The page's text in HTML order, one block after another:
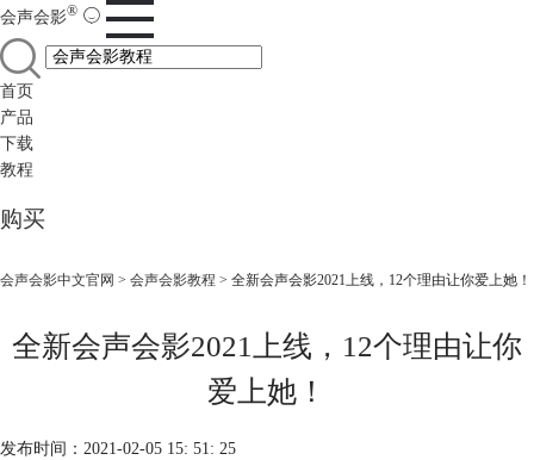
会声会影®
首页
产品
下载
教程
购买
会声会影中文官网 > 会声会影教程 > 全新会声会影2021上线，12个理由让你爱上她！
全新会声会影2021上线，12个理由让你
爱上她！
发布时间：2021-02-05 15: 51: 25